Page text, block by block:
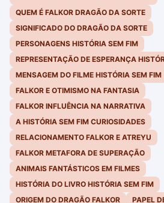
QUEM É FALKOR DRAGÃO DA SORTE
SIGNIFICADO DO DRAGÃO DA SORTE
PERSONAGENS HISTÓRIA SEM FIM
REPRESENTAÇÃO DE ESPERANÇA
MENSAGEM DO FILME HISTÓRIA SEM FIM
FALKOR E OTIMISMO NA FANTASIA
FALKOR INFLUÊNCIA NA NARRATIVA
A HISTÓRIA SEM FIM CURIOSIDADES
RELACIONAMENTO FALKOR E ATREYU
FALKOR METAFORA DE SUPERAÇÃO
ANIMAIS FANTÁSTICOS EM FILMES
HISTÓRIA DO LIVRO HISTÓRIA SEM FIM
ORIGEM DO DRAGÃO FALKOR
PAPEL